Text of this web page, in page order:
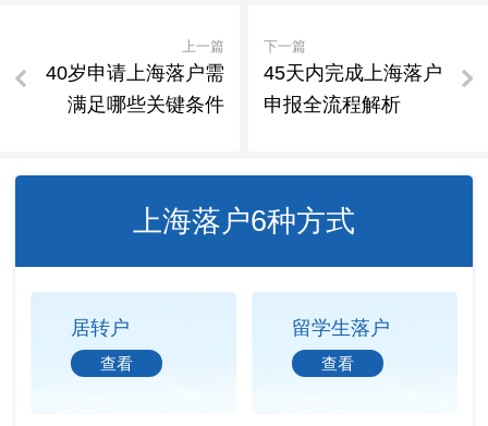
上一篇
40岁申请上海落户需
满足哪些关键条件
下一篇
45天内完成上海落户
申报全流程解析
上海落户6种方式
居转户
查看
留学生落户
查看